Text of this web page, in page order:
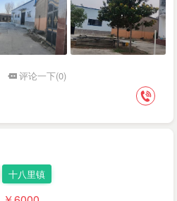
评论一下(0)
十八里镇